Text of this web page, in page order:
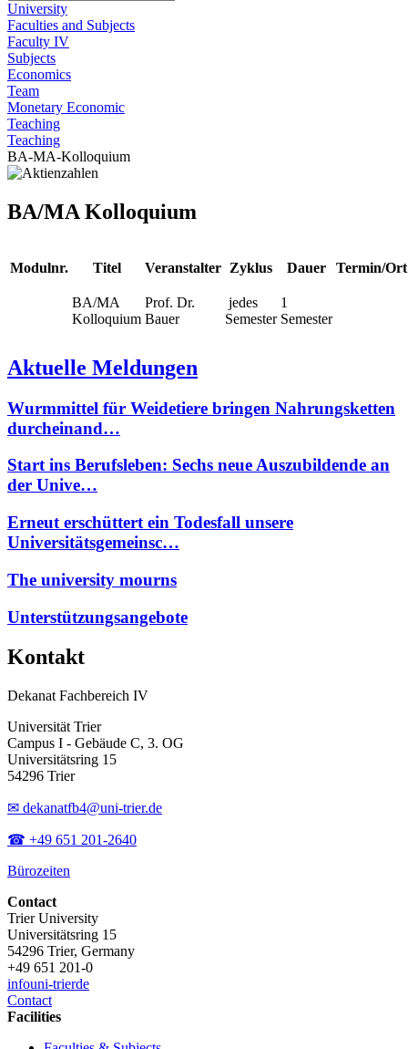
University
Faculties and Subjects
Faculty IV
Subjects
Economics
Team
Monetary Economic
Teaching
Teaching
BA-MA-Kolloquium
BA/MA Kolloquium
Modulnr. Titel Veranstalter Zyklus Dauer Termin/Ort
BA/MA
Kolloquium
Prof. Dr.
Bauer
jedes
Semester
1
Semester
Aktuelle Meldungen
Wurmmittel für Weidetiere bringen Nahrungsketten
durcheinand…
Start ins Berufsleben: Sechs neue Auszubildende an
der Unive…
Erneut erschüttert ein Todesfall unsere
Universitätsgemeinsc…
The university mourns
Unterstützungsangebote
Kontakt
Dekanat Fachbereich IV
Universität Trier
Campus I - Gebäude C, 3. OG
Universitätsring 15
54296 Trier
✉ dekanatfb4@uni-trier.de
☎ +49 651 201-2640
Bürozeiten
Contact
Trier University
Universitätsring 15
54296 Trier, Germany
+49 651 201-0
infouni-trierde
Contact
Facilities